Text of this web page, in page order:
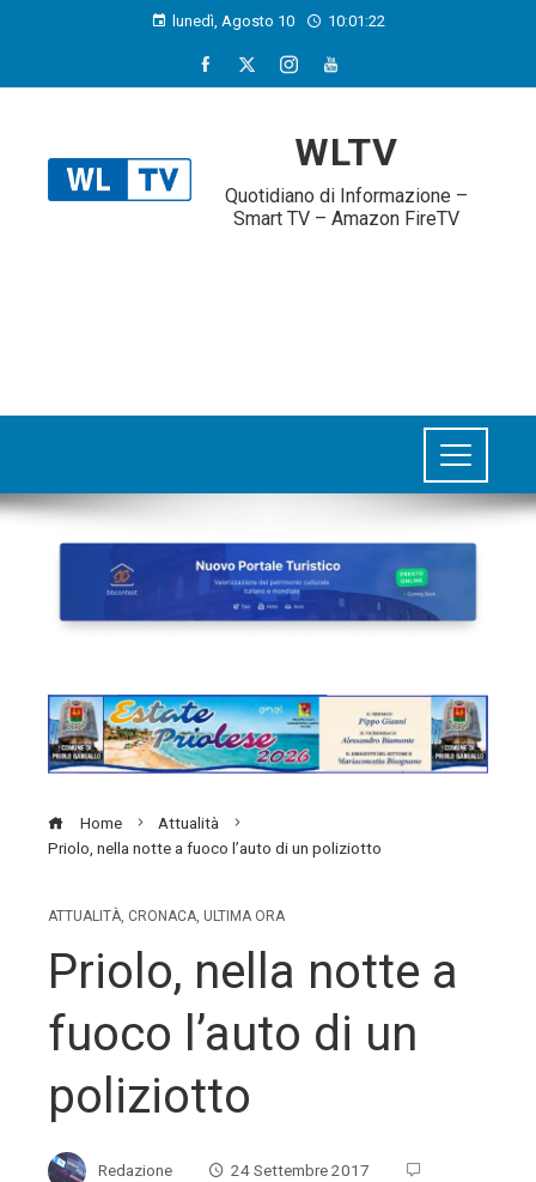
lunedì, Agosto 10 10:01:23
WLTV
Quotidiano di Informazione –
Smart TV – Amazon FireTV
Home
Attualità
Priolo, nella notte a fuoco l’auto di un poliziotto
ATTUALITÀ, CRONACA, ULTIMA ORA
Priolo, nella notte a
fuoco l’auto di un
poliziotto
Redazione
24 Settembre 2017